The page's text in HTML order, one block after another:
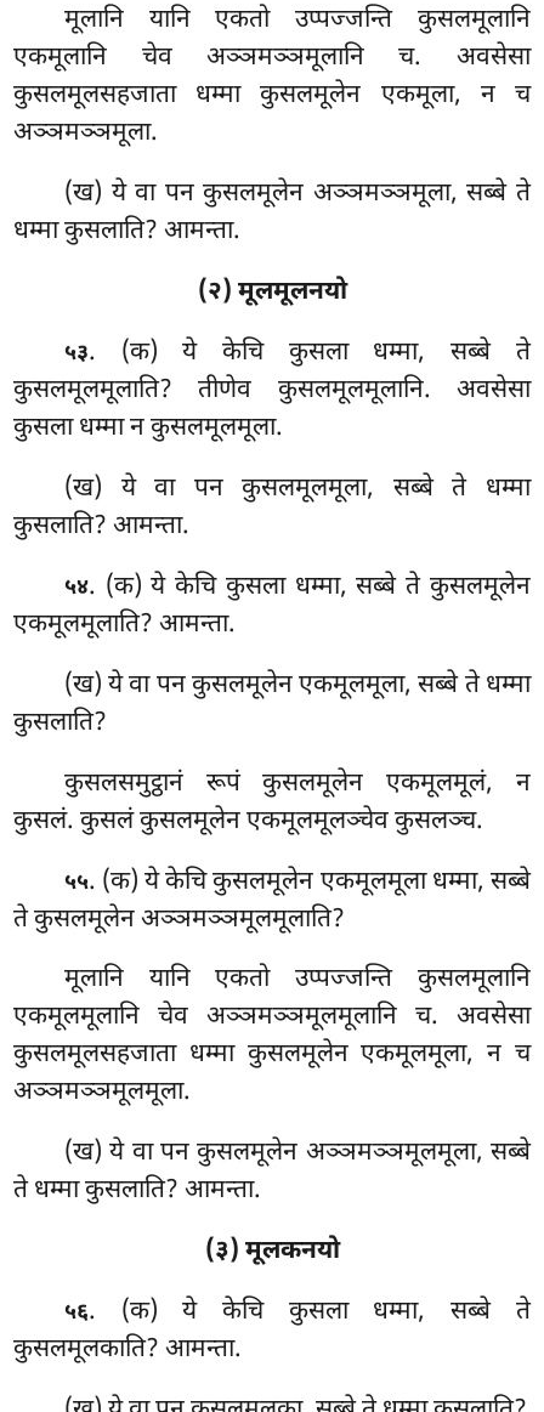
मूलानि यानि एकतो उप्पज्जन्ति कुसलमूलानि
एकमूलानि चेव अञ्ञमञ्ञमूलानि च. अवसेसा
कुसलमूलसहजाता धम्मा कुसलमूलेन एकमूला, न च
अञ्ञमञ्ञमूला.
(ख) ये वा पन कुसलमूलेन अञ्ञमञ्ञमूला, सब्बे ते
धम्मा कुसलाति? आमन्ता.
(२) मूलमूलनयो
५३. (क) ये केचि कुसला धम्मा, सब्बे ते
कुसलमूलमूलाति? तीणेव कुसलमूलमूलानि. अवसेसा
कुसला धम्मा न कुसलमूलमूला.
(ख) ये वा पन कुसलमूलमूला, सब्बे ते धम्मा
कुसलाति? आमन्ता.
५४. (क) ये केचि कुसला धम्मा, सब्बे ते कुसलमूलेन
एकमूलमूलाति? आमन्ता.
(ख) ये वा पन कुसलमूलेन एकमूलमूला, सब्बे ते धम्मा
कुसलाति?
कुसलसमुट्ठानं रूपं कुसलमूलेन एकमूलमूलं, न
कुसलं. कुसलं कुसलमूलेन एकमूलमूलञ्चेव कुसलञ्च.
५५. (क) ये केचि कुसलमूलेन एकमूलमूला धम्मा, सब्बे
ते कुसलमूलेन अञ्ञमञ्ञमूलमूलाति?
मूलानि यानि एकतो उप्पज्जन्ति कुसलमूलानि
एकमूलमूलानि चेव अञ्ञमञ्ञमूलमूलानि च. अवसेसा
कुसलमूलसहजाता धम्मा कुसलमूलेन एकमूलमूला, न च
अञ्ञमञ्ञमूलमूला.
(ख) ये वा पन कुसलमूलेन अञ्ञमञ्ञमूलमूला, सब्बे
ते धम्मा कुसलाति? आमन्ता.
(३) मूलकनयो
५६. (क) येकेचि कुसला धम्मा, सब्बे ते
कुसलमूलकाति? आमन्ता.